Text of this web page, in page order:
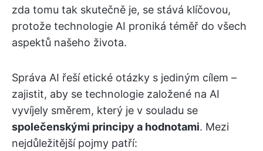
zda tomu tak skutečně je, se stává klíčovou,
protože technologie AI proniká téměř do všech
aspektů našeho života.
Správa AI řeší etické otázky s jediným cílem –
zajistit, aby se technologie založené na AI
vyvíjely směrem, který je v souladu se
společenskými principy a hodnotami. Mezi
nejdůležitější pojmy patří: